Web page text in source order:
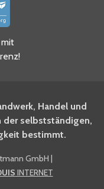
gelesen
für den
Handel und
der selbstständigen,
bestimmt.
GmbH |
INTERNET